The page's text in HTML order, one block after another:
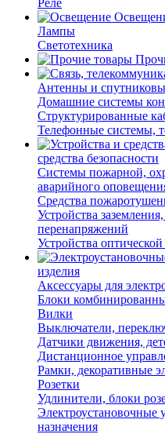
Лампы
Светотехника
Антенны и
Домашние системы
Структурированные
Телефонные системы,
средства безопасности
Системы пожарной,
аварийного
Средства
Устройства
перенапряжений
Устройства
изделия
Аксессуары для
Блоки
Вилки
Выключатели,
Датчики движения,
Дистанционное
Рамки, декоративные
Розетки
Удлинители, блоки
Электроустановочные
назначения